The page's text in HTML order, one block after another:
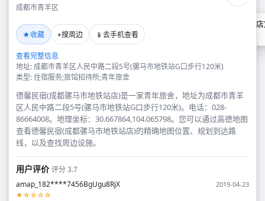
成都市青羊区
★收藏 ⌖搜周边 📱 去手机查看
查看完整信息
地址: 成都市青羊区人民中路二段5号(骡马市地铁站G口步行120米)
类型: 住宿服务;旅馆招待所;青年旅舍
德馨民宿(成都骡马市地铁站店)是一家青年旅舍，地址为成都市青羊
区人民中路二段5号(骡马市地铁站G口步行120米)。电话：028-
86664008。地理坐标：30.667864,104.065798。您可以通过高德地图
查看德馨民宿(成都骡马市地铁站店)的精确地图位置、规划到达路
线，以及查找周边设施。
用户评价评分 3.7
amap_182****7456BgUgu8RjX
2019-04-23
★☆☆☆☆
德馨民宿(成都骡马市地铁站